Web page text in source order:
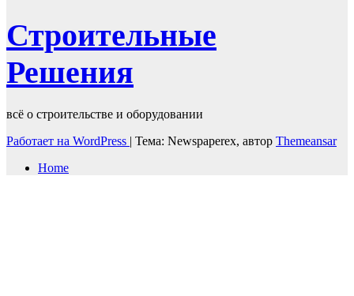
Строительные
Решения
всё о строительстве и оборудовании
Работает на WordPress | Тема: Newspaperex, автор Themeansar
Home